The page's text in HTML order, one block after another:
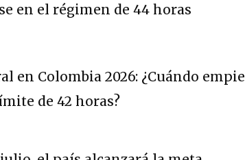
en el régimen de 44 horas